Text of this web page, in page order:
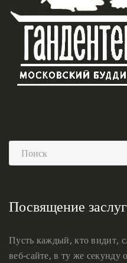
Посвящение заслуг
Пусть каждый, кто видит,
веб-сайте, в ту же секунду